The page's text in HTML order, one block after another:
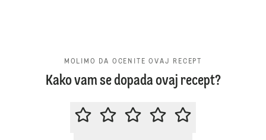
MOLIMO DA OCENITE OVAJ RECEPT
Kako vam se dopada ovaj recept?
MOLIMO DA OCENITE OVAJ